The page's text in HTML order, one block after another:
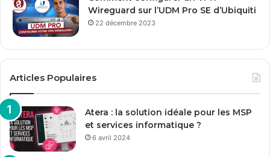
Wireguard sur l’UDM Pro SE d’Ubiquiti
22 décembre 2023
Articles Populaires
Atera : la solution idéale pour les MSP
et services informatique ?
6 avril 2024